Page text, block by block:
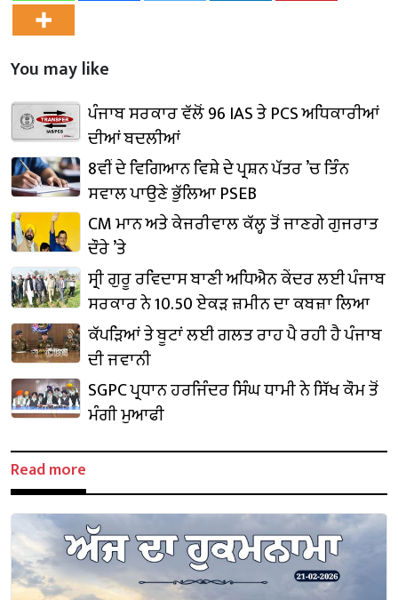
You may like
ਪੰਜਾਬ ਸਰਕਾਰ ਵੱਲੋਂ 96 IAS ਤੇ PCS ਅਧਿਕਾਰੀਆਂ
ਦੀਆਂ ਬਦਲੀਆਂ
8ਵੀਂ ਦੇ ਵਿਗਿਆਨ ਵਿਸ਼ੇ ਦੇ ਪ੍ਰਸ਼ਨ ਪੱਤਰ ’ਚ ਤਿੰਨ
ਸਵਾਲ ਪਾਉਣੇ ਭੁੱਲਿਆ PSEB
CM ਮਾਨ ਅਤੇ ਕੇਜਰੀਵਾਲ ਕੱਲ੍ਹ ਤੋਂ ਜਾਣਗੇ ਗੁਜਰਾਤ
ਦੌਰੇ ’ਤੇ
ਸ੍ਰੀ ਗੁਰੂ ਰਵਿਦਾਸ ਬਾਣੀ ਅਧਿਐਨ ਕੇਂਦਰ ਲਈ ਪੰਜਾਬ
ਸਰਕਾਰ ਨੇ 10.50 ਏਕੜ ਜ਼ਮੀਨ ਦਾ ਕਬਜ਼ਾ ਲਿਆ
ਕੱਪੜਿਆਂ ਤੇ ਬੂਟਾਂ ਲਈ ਗਲਤ ਰਾਹ ਪੈ ਰਹੀ ਹੈ ਪੰਜਾਬ
ਦੀ ਜਵਾਨੀ
SGPC ਪ੍ਰਧਾਨ ਹਰਜਿੰਦਰ ਸਿੰਘ ਧਾਮੀ ਨੇ ਸਿੱਖ ਕੌਮ ਤੋਂ
ਮੰਗੀ ਮੁਆਫੀ
Read more